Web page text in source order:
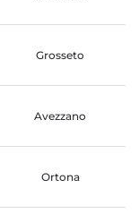
Grosseto
Avezzano
Ortona